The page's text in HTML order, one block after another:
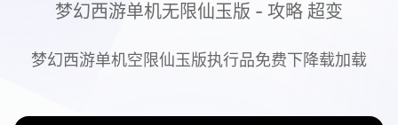
梦幻西游单机无限仙玉版 - 攻略 超变
梦幻西游单机空限仙玉版执行品免费下降载加载